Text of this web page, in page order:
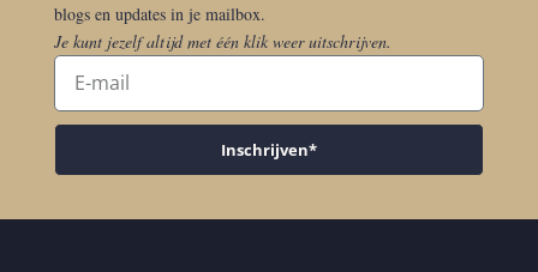
blogs en updates in je mailbox.
Je kunt jezelf altijd met één klik weer uitschrijven.
Inschrijven*